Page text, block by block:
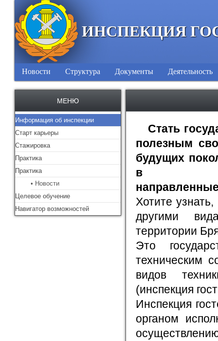
ИНСПЕКЦИЯ
Новости Структура Документы Деятельность
МЕНЮ
Информация об инспекции
Старт карьеры
Стажировка
Практика
Практика
• Новости
Целевое обучение
Навигатор возможностей
Стать
полезным
будущих
в
Хотите
другими
территории
Это
техническим
видов
(инспекция
Инспекция
органом